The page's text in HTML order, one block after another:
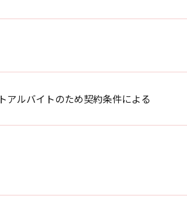
アルバイトのため契約条件による